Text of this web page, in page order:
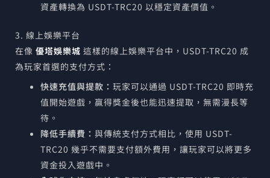
資產轉換為 USDT-TRC20 以穩定資產價值。
3. 線上娛樂平台
在像 優塔娛樂城 這樣的線上娛樂平台中，USDT-TRC20 成
為玩家首選的支付方式：
快速充值與提款： 玩家可以通過 USDT-TRC20 即時充
值開始遊戲，贏得獎金後也能迅速提取，無需漫長等
待。
降低手續費： 與傳統支付方式相比，使用 USDT-
TRC20 幾乎不需要支付額外費用，讓玩家可以將更多
資金投入遊戲中。